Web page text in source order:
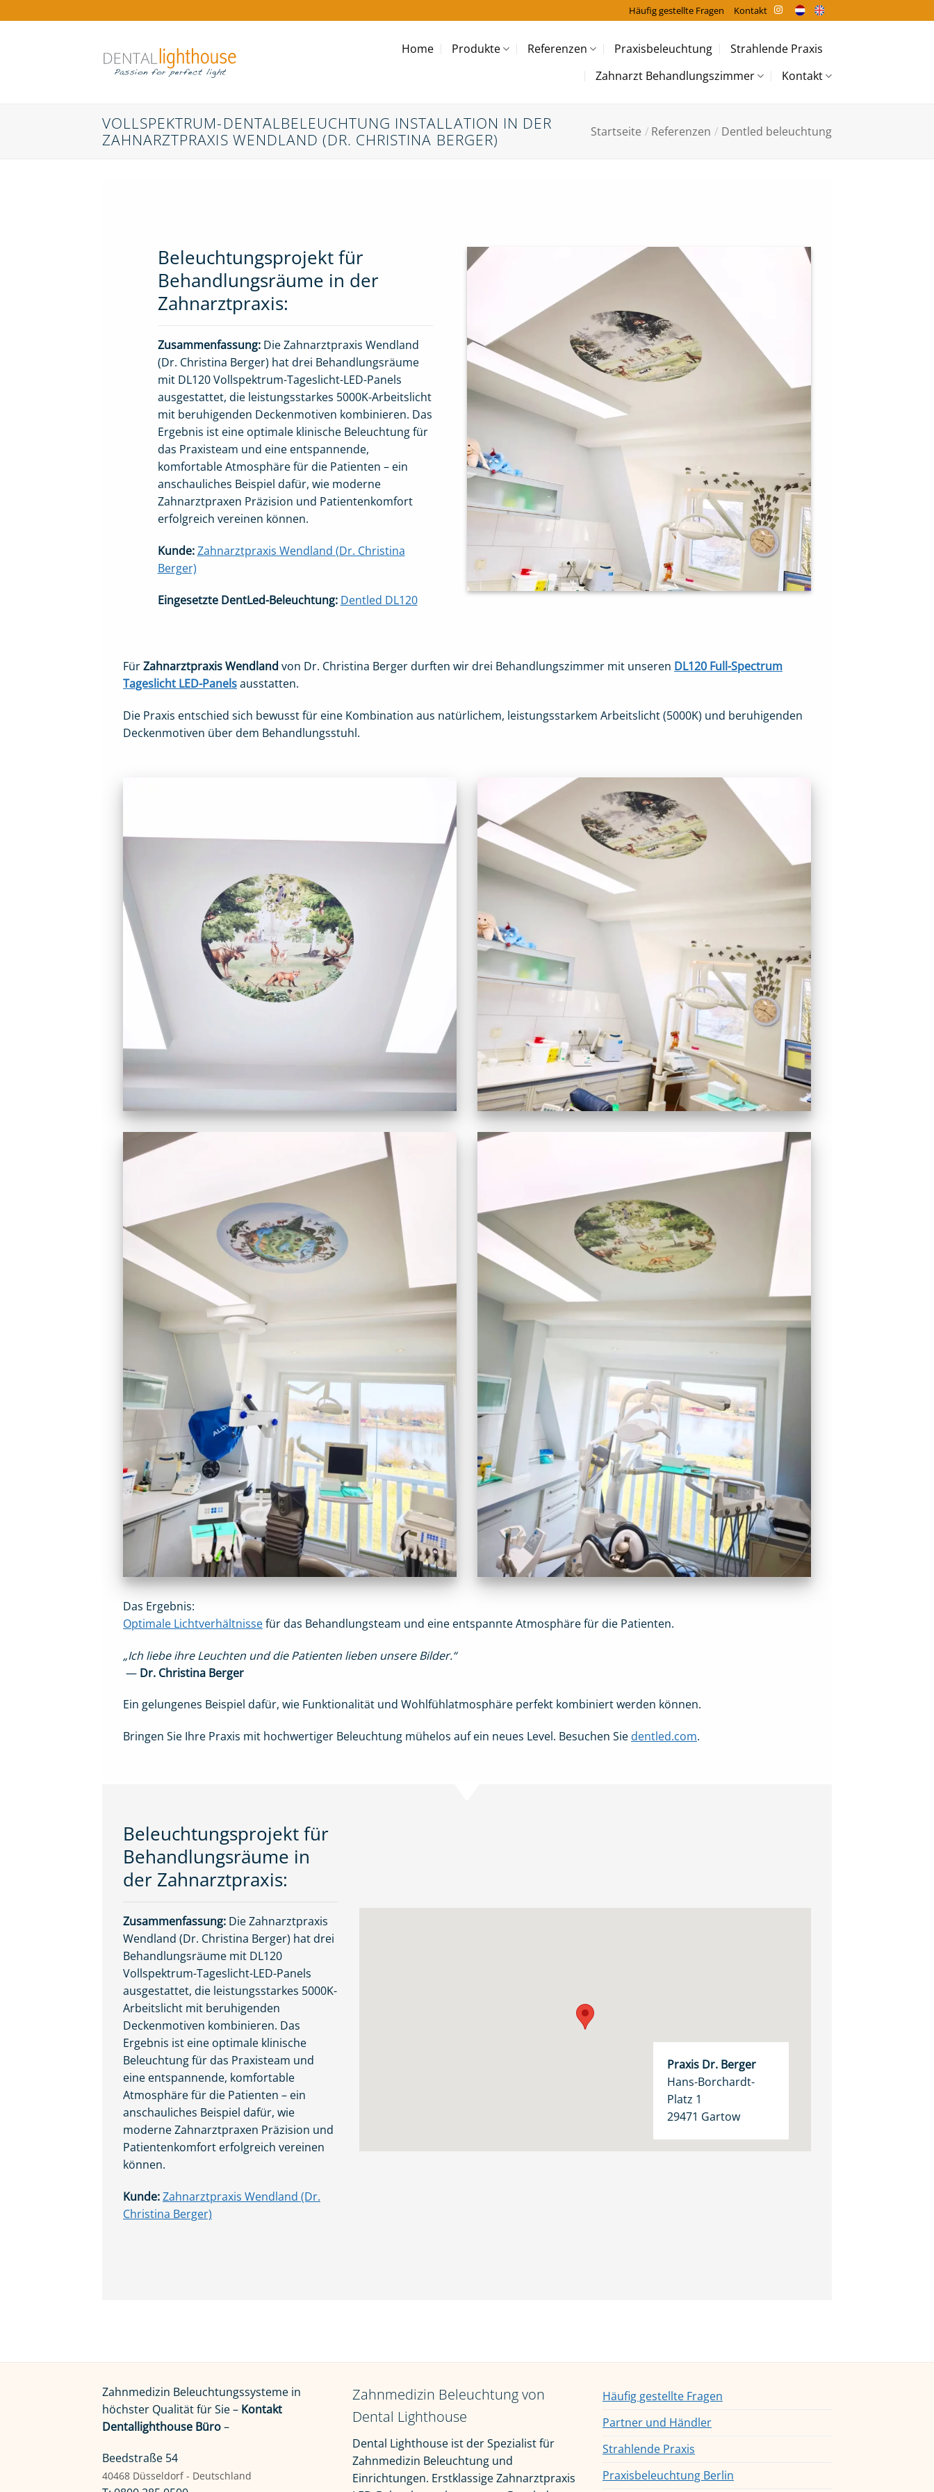
Inhalt
Häufig gestellte Fragen Kontakt
Home Produkte Referenzen Praxisbeleuchtung
Strahlende Praxis
Zahnarzt Behandlungszimmer
Kontakt
VOLLSPEKTRUM-DENTALBELEUCHTUNG INSTALLATION IN DER
ZAHNARZTPRAXIS WENDLAND (DR. CHRISTINA BERGER)
Startseite / Referenzen / Dentled beleuchtung
Beleuchtungsprojekt für
Behandlungsräume in der
Zahnarztpraxis:
Zusammenfassung: Die Zahnarztpraxis Wendland
(Dr. Christina Berger) hat drei Behandlungsräume
mit DL120 Vollspektrum-Tageslicht-LED-Panels
ausgestattet, die leistungsstarkes 5000K-Arbeitslicht
mit beruhigenden Deckenmotiven kombinieren. Das
Ergebnis ist eine optimale klinische Beleuchtung für
das Praxisteam und eine entspannende,
komfortable Atmosphäre für die Patienten – ein
anschauliches Beispiel dafür, wie moderne
Zahnarztpraxen Präzision und Patientenkomfort
erfolgreich vereinen können.
Kunde:Zahnarztpraxis Wendland (Dr. Christina
Berger)
Eingesetzte DentLed-Beleuchtung: Dentled DL120
FürZahnarztpraxis Wendland von Dr. Christina Berger durften wir drei Behandlungszimmer mit unseren DL120 Full-Spectrum
Tageslicht LED-Panelsausstatten.
Die Praxis entschied sich bewusst für eine Kombination aus natürlichem, leistungsstarkem Arbeitslicht (5000K) und beruhigenden
Deckenmotiven über dem Behandlungsstuhl.
Das Ergebnis:
Optimale Lichtverhältnissefür das Behandlungsteam und eine entspannte Atmosphäre für die Patienten.
„Ich liebe ihre Leuchten und die Patienten lieben unsere Bilder.“
— Dr. Christina Berger
Ein gelungenes Beispiel dafür, wie Funktionalität und Wohlfühlatmosphäre perfekt kombiniert werden können.
Bringen Sie Ihre Praxis mit hochwertiger Beleuchtung mühelos auf ein neues Level. Besuchen Sie dentled.com.
Beleuchtungsprojekt für
Behandlungsräume in
der Zahnarztpraxis:
Zusammenfassung: Die Zahnarztpraxis
Wendland (Dr. Christina Berger) hat drei
Behandlungsräume mit DL120
Vollspektrum-Tageslicht-LED-Panels
ausgestattet, die leistungsstarkes 5000K-
Arbeitslicht mit beruhigenden
Deckenmotiven kombinieren. Das
Ergebnis ist eine optimale klinische
Beleuchtung für das Praxisteam und
eine entspannende, komfortable
Atmosphäre für die Patienten – ein
anschauliches Beispiel dafür, wie
moderne Zahnarztpraxen Präzision und
Patientenkomfort erfolgreich vereinen
können.
Kunde:Zahnarztpraxis Wendland (Dr.
Christina Berger)
Praxis Dr. Berger
Hans-Borchardt-
Platz 1
29471 Gartow
Zahnmedizin Beleuchtungssysteme in
höchster Qualität für Sie – Kontakt
Dentallighthouse Büro–
Beedstraße 54
40468 Düsseldorf - Deutschland
Zahnmedizin Beleuchtung von
Dental Lighthouse
Dental Lighthouse ist der Spezialist für
Zahnmedizin Beleuchtung und
Einrichtungen. Erstklassige Zahnarztpraxis
Häufig gestellte Fragen
Partner und Händler
Strahlende Praxis
Praxisbeleuchtung Berlin